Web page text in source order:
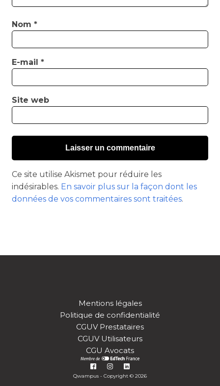
Nom *
E-mail *
Site web
Ce site utilise Akismet pour réduire les
indésirables. En savoir plus sur la façon dont les
données de vos commentaires sont traitées.
Mentions légales
Politique de confidentialité
CGUV Prestataires
CGUV Utilisateurs
CGU Avocats
Qwampus - Copyright © 2026